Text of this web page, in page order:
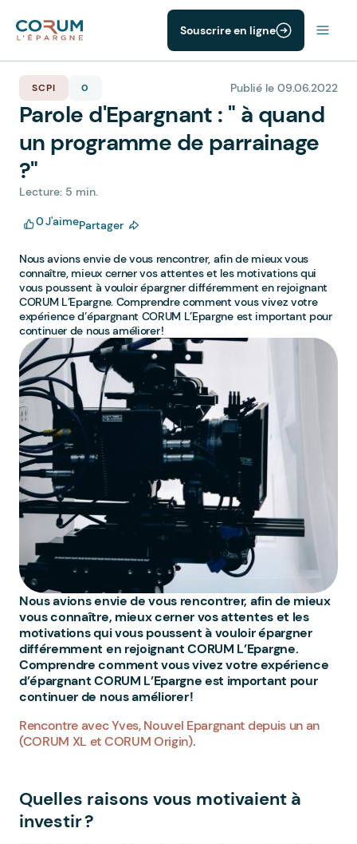
Souscrire en ligne
SCPI 0 Publié le 09.06.2022
Parole d'Epargnant : " à quand
un programme de parrainage
?"
Lecture: 5 min.
0J'aimePartager
Nous avions envie de vous rencontrer, afin de mieux vous
connaître, mieux cerner vos attentes et les motivations qui
vous poussent à vouloir épargner différemment en rejoignant
CORUM L’Epargne. Comprendre comment vous vivez votre
expérience d’épargnant CORUM L’Epargne est important pour
continuer de nous améliorer !
Nous avions envie de vous rencontrer, afin de mieux
vous connaître, mieux cerner vos attentes et les
motivations qui vous poussent à vouloir épargner
différemment en rejoignant CORUM L’Epargne.
Comprendre comment vous vivez votre expérience
d’épargnant CORUM L’Epargne est important pour
continuer de nous améliorer !
Rencontre avec Yves, Nouvel Epargnant depuis un an
(CORUM XL et CORUM Origin).
Quelles raisons vous motivaient à
investir ?